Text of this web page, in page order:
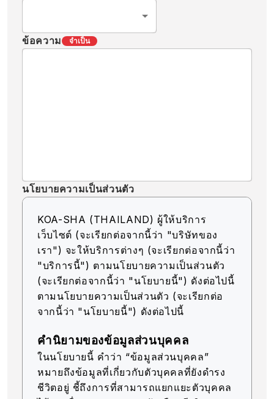
ข้อความ จำเป็น
นโยบายความเป็นส่วนตัว
KOA-SHA (THAILAND) ผู้ให้บริการ
เว็บไซต์ (จะเรียกต่อจากนี้ว่า "บริษัทของ
เรา") จะให้บริการต่างๆ (จะเรียกต่อจากนี้ว่า
"บริการนี้") ตามนโยบายความเป็นส่วนตัว
(จะเรียกต่อจากนี้ว่า "นโยบายนี้") ดังต่อไปนี้
ตามนโยบายความเป็นส่วนตัว (จะเรียกต่อ
จากนี้ว่า "นโยบายนี้") ดังต่อไปนี้
คำนิยามของข้อมูลส่วนบุคคล
ในนโยบายนี้ คำว่า “ข้อมูลส่วนบุคคล”
หมายถึงข้อมูลที่เกี่ยวกับตัวบุคคลที่ยังดำรง
ชีวิตอยู่ ชี้ถึงการที่สามารถแยกแยะตัวบุคคล